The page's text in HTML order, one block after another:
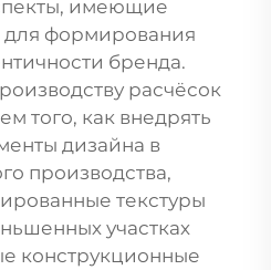
имеющие
для формирования
бренда.
расчёсок
того, как внедрять
дизайна в
производства,
текстуры
участках
конструкционные